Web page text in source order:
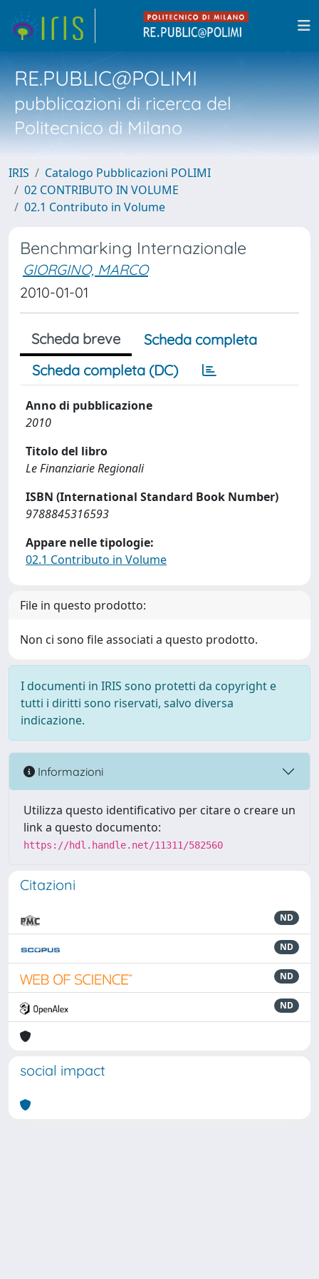
RE.PUBLIC@POLIMI
pubblicazioni di ricerca del
Politecnico di Milano
IRIS
Catalogo Pubblicazioni POLIMI
02 CONTRIBUTO IN VOLUME
02.1 Contributo in Volume
Benchmarking Internazionale
GIORGINO, MARCO
2010-01-01
Scheda breve
Scheda completa
Scheda completa (DC)
Anno di pubblicazione
2010
Titolo del libro
Le Finanziarie Regionali
ISBN (International Standard Book Number)
9788845316593
Appare nelle tipologie:
02.1 Contributo in Volume
File in questo prodotto:
Non ci sono file associati a questo prodotto.
I documenti in IRIS sono protetti da copyright e
tutti i diritti sono riservati, salvo diversa
indicazione.
Informazioni
Utilizza questo identificativo per citare o creare un
link a questo documento:
https://hdl.handle.net/11311/582560
Citazioni
ND
ND
ND
ND
social impact